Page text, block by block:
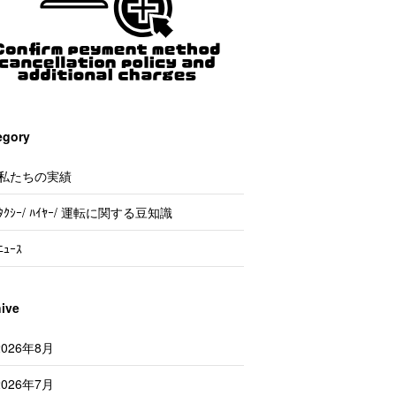
たちの実績
ｸｼｰ/ ﾊｲﾔｰ/ 運転に関する豆知識
ｭｰｽ
年8月
年7月